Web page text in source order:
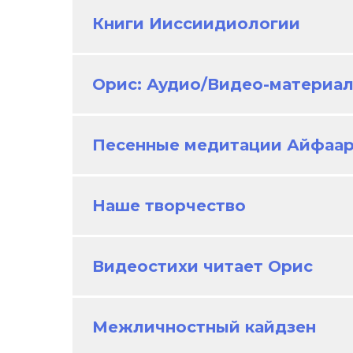
Книги Ииссиидиологии
Орис: Аудио/Видео-
Песенные медитации
Наше творчество
Видеостихи читает Орис
Межличностный кайдзен